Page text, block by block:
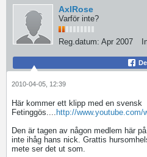
AxlRose
Varför inte?
Reg.datum: Apr 2007
2010-04-05, 12:39
Här kommer ett klipp med en svensk
Fetinggös.... http://www.youtube.com/
Den är tagen av någon medlem här
inte ihåg hans nick. Grattis
mete ser det ut som.